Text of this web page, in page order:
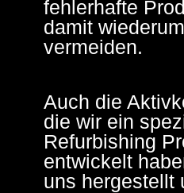
fehlerhafte
damit
vermeiden.
Auch die
die wir ein
Refurbishing
entwickelt
uns hergestellt